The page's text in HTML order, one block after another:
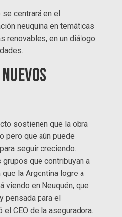
centrará en el
neuquina en temáticas
renovables, en un diálogo
sostienen que la obra
pero que aún puede
seguir creciendo.
grupos que contribuyan a
la Argentina logre a
viendo en Neuquén, que
pensada para el
CEO de la aseguradora.